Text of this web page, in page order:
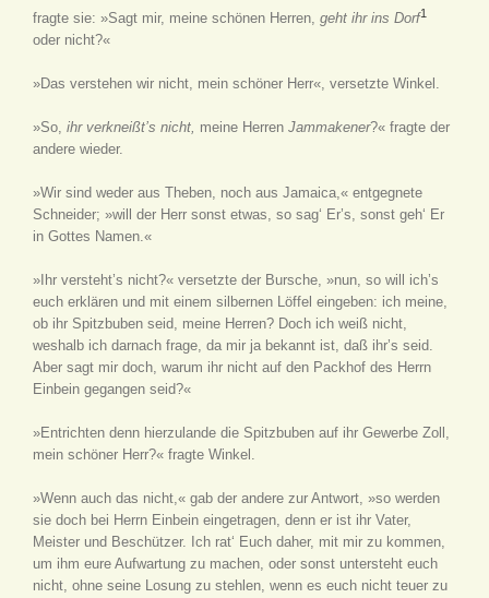
fragte sie: »Sagt mir, meine schönen Herren, geht ihr ins Dorf1
oder nicht?«
»Das verstehen wir nicht, mein schöner Herr«, versetzte Winkel.
»So, ihr verkneißt’s nicht, meine Herren Jammakener?« fragte der
andere wieder.
»Wir sind weder aus Theben, noch aus Jamaica,« entgegnete
Schneider; »will der Herr sonst etwas, so sag‘ Er’s, sonst geh‘ Er
in Gottes Namen.«
»Ihr versteht’s nicht?« versetzte der Bursche, »nun, so will ich’s
euch erklären und mit einem silbernen Löffel eingeben: ich meine,
ob ihr Spitzbuben seid, meine Herren? Doch ich weiß nicht,
weshalb ich darnach frage, da mir ja bekannt ist, daß ihr’s seid.
Aber sagt mir doch, warum ihr nicht auf den Packhof des Herrn
Einbein gegangen seid?«
»Entrichten denn hierzulande die Spitzbuben auf ihr Gewerbe Zoll,
mein schöner Herr?« fragte Winkel.
»Wenn auch das nicht,« gab der andere zur Antwort, »so werden
sie doch bei Herrn Einbein eingetragen, denn er ist ihr Vater,
Meister und Beschützer. Ich rat‘ Euch daher, mit mir zu kommen,
um ihm eure Aufwartung zu machen, oder sonst untersteht euch
nicht, ohne seine Losung zu stehlen, wenn es euch nicht teuer zu